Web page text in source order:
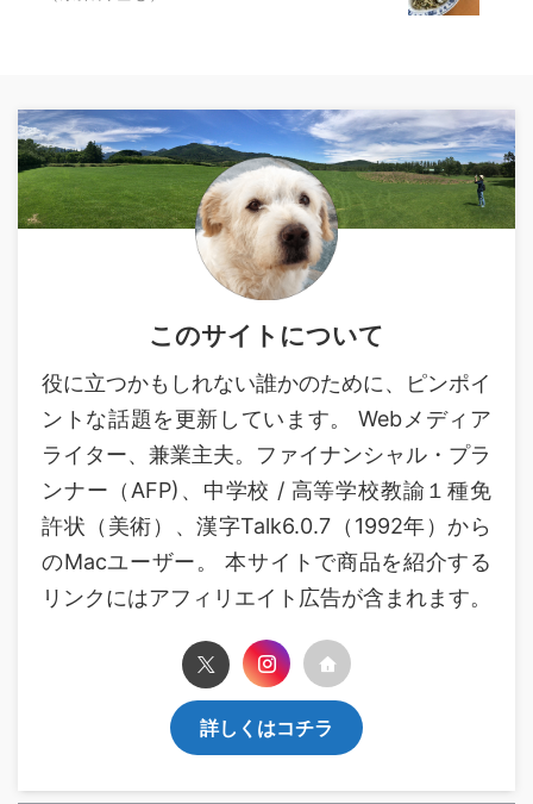
このサイトについて
役に立つかもしれない誰かのために、ピンポイ
ントな話題を更新しています。 Webメディア
ライター、兼業主夫。ファイナンシャル・プラ
ンナー（AFP)、中学校 / 高等学校教諭１種免
許状（美術）、漢字Talk6.0.7（1992年）から
のMacユーザー。 本サイトで商品を紹介する
リンクにはアフィリエイト広告が含まれます。
詳しくはコチラ